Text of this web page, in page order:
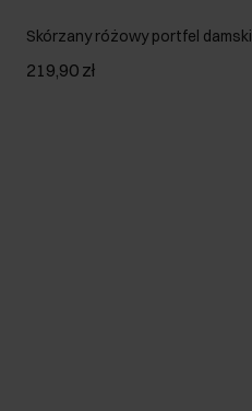
Skórzany różowy portfel damski
219,90 zł